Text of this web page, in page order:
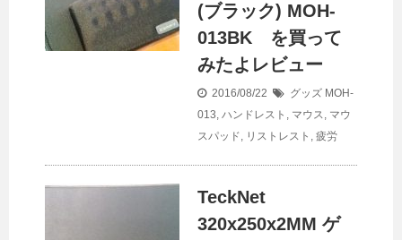
(ブラック) MOH-
013BK を買って
みたよレビュー
2016/08/22 グッズ MOH-
013, ハンドレスト , マウス, マウ
スパッド, リストレスト , 疲労
TeckNet
320x250x2MM ゲ